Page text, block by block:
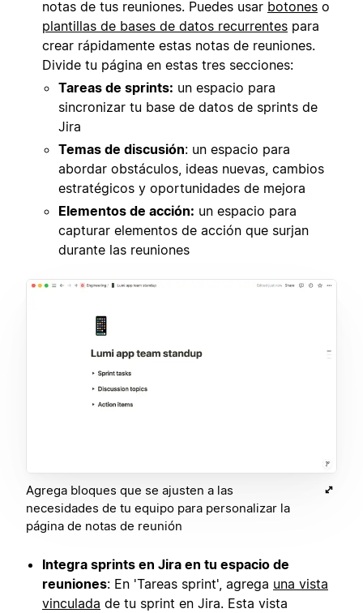
notas de tus reuniones. Puedes usar botones o
plantillas de bases de datos recurrentes para
crear rápidamente estas notas de reuniones.
Divide tu página en estas tres secciones:
Tareas de sprints: un espacio para
sincronizar tu base de datos de sprints de
Jira
Temas de discusión: un espacio para
abordar obstáculos, ideas nuevas, cambios
estratégicos y oportunidades de mejora
Elementos de acción: un espacio para
capturar elementos de acción que surjan
durante las reuniones
Agrega bloques que se ajusten a las
necesidades de tu equipo para personalizar la
página de notas de reunión
Integra sprints en Jira en tu espacio de
reuniones: En 'Tareas sprint', agrega una vista
vinculada de tu sprint en Jira. Esta vista